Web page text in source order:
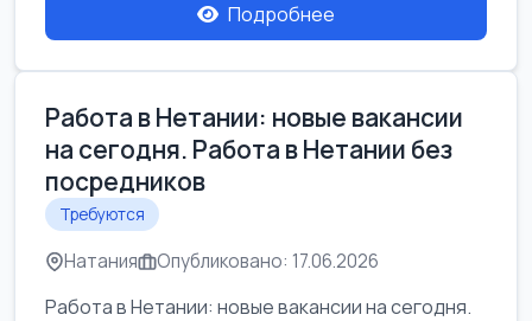
Подробнее
Работа в Нетании: новые вакансии
на сегодня. Работа в Нетании без
посредников
Требуются
Натания Опубликовано: 17.06.2026
Работа в Нетании: новые вакансии на сегодня.